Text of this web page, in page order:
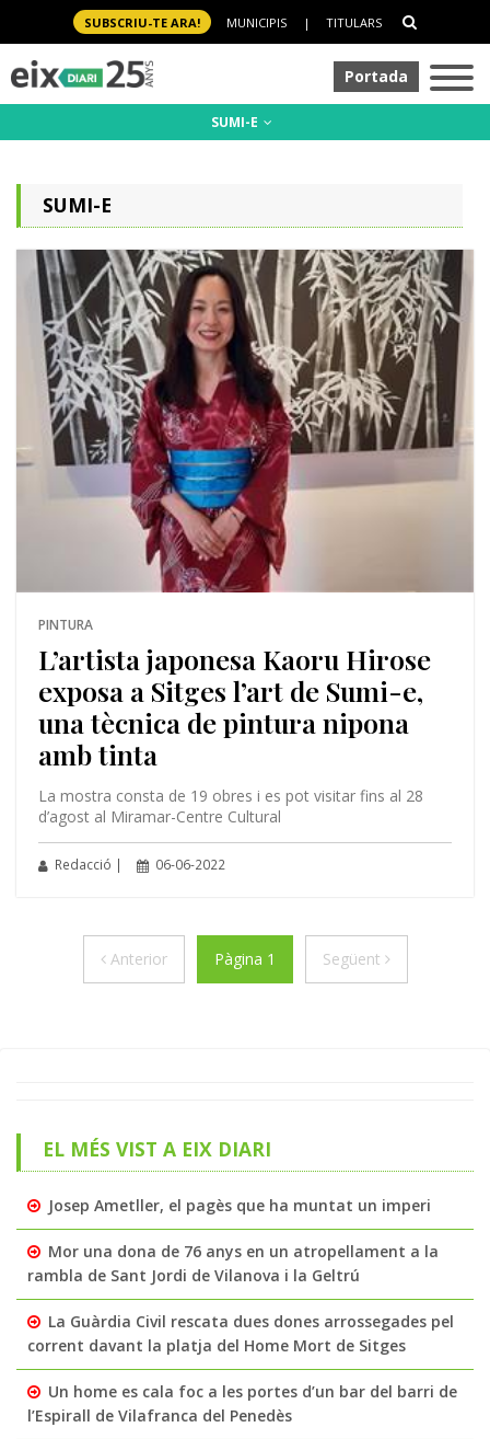
SUBSCRIU-TE ARA! MUNICIPIS | TITULARS
Portada
SUMI-E
SUMI-E
PINTURA
L’artista japonesa Kaoru Hirose
exposa a Sitges l’art de Sumi-e,
una tècnica de pintura nipona
amb tinta
La mostra consta de 19 obres i es pot visitar fins al 28
d’agost al Miramar-Centre Cultural
Redacció | 06-06-2022
AnteriorAnteriorPàgina 1 Següent Següent
EL MÉS VIST A EIX DIARI
Josep Ametller, el pagès que ha muntat un imperi
Mor una dona de 76 anys en un atropellament a la
rambla de Sant Jordi de Vilanova i la Geltrú
La Guàrdia Civil rescata dues dones arrossegades pel
corrent davant la platja del Home Mort de Sitges
Un home es cala foc a les portes d’un bar del barri de
l’Espirall de Vilafranca del Penedès